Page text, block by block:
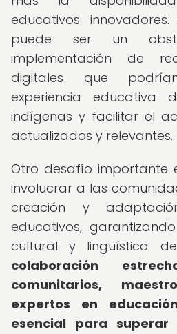
educativos
puede ser un
implementación de
digitales que
experiencia educativa
indígenas y facilitar el
actualizados y relevantes.
Otro desafío importante
involucrar a las
creación y
educativos,
cultural y lingüística
colaboración
comunitarios,
expertos en
esencial para